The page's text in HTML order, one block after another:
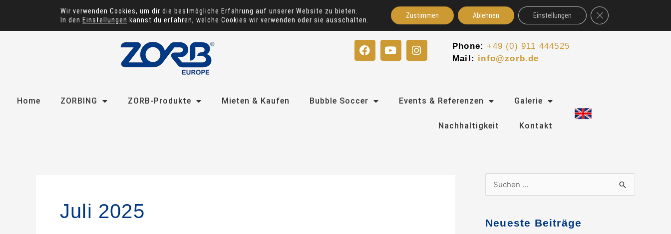
F
a
o
o
Y
o
I
n
g
r
Phone: +49 (0) 911 444525
Mail: info@zorb.de
Home ZORBING ZORB-Produkte Mieten & Kaufen Bubble Soccer Events & Referenzen Galerie
Nachhaltigkeit Kontakt
Juli 2025
Neueste Beiträge
Wir verwenden Cookies, um dir die bestmögliche Erfahrung auf unserer Website zu bieten.
In den Einstellungen kannst du erfahren, welche Cookies wir verwenden oder sie ausschalten.
Zustimmen Ablehnen Einstellungen GDPR Cookie-Banner